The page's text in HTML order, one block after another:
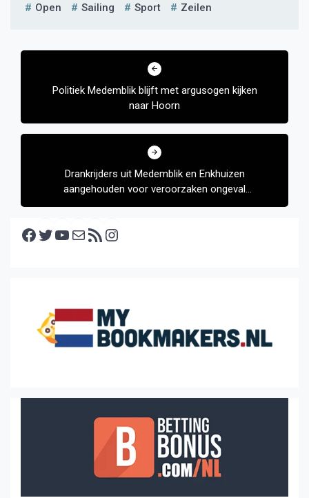
Open Sailing Sport Zeilen
Bericht
Politiek Medemblik blijft met argusogen kijken
naar Hoorn
Drankrijders uit Medemblik en Enkhuizen
aangehouden voor veroorzaken ongeval
Zwaagdijk-Oost
Facebook Twitter YouTube E-mail RSS feed